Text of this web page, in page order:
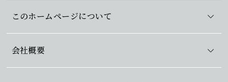
このホームページについて
会社概要